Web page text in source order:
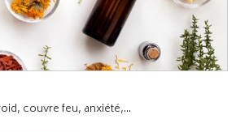
couvre feu, anxiété,...